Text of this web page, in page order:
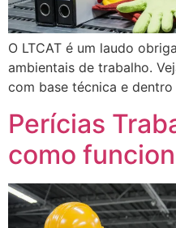
O LTCAT é um laudo
ambientais de trabalho.
com base técnica e
Perícias
como